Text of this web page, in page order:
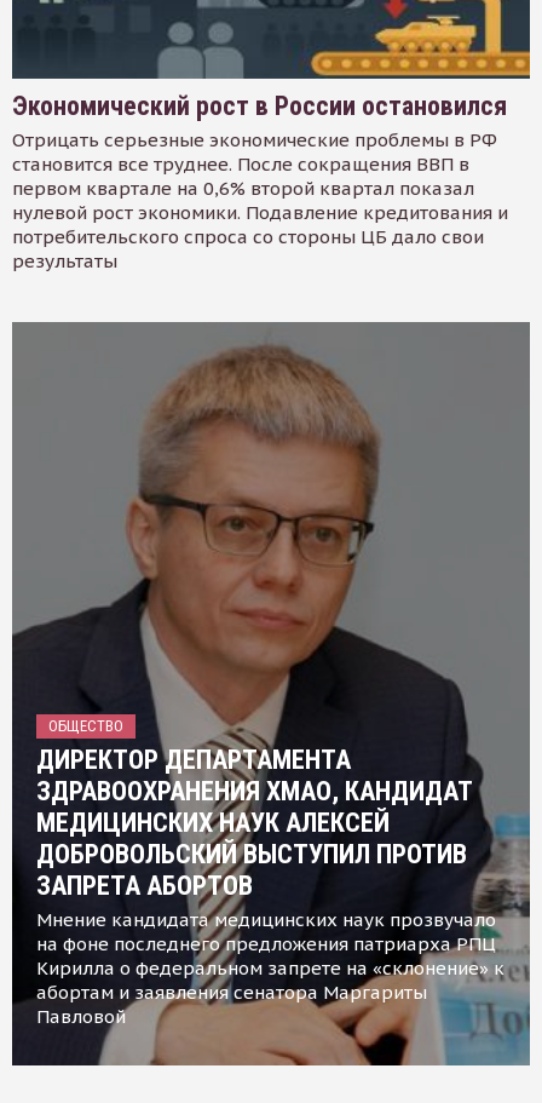
Экономический рост в России остановился
Отрицать серьезные экономические проблемы в РФ
становится все труднее. После сокращения ВВП в
первом квартале на 0,6% второй квартал показал
нулевой рост экономики. Подавление кредитования и
потребительского спроса со стороны ЦБ дало свои
результаты
ОБЩЕСТВО
ДИРЕКТОР ДЕПАРТАМЕНТА
ЗДРАВООХРАНЕНИЯ ХМАО, КАНДИДАТ
МЕДИЦИНСКИХ НАУК АЛЕКСЕЙ
ДОБРОВОЛЬСКИЙ ВЫСТУПИЛ ПРОТИВ
ЗАПРЕТА АБОРТОВ
Мнение кандидата медицинских наук прозвучало
на фоне последнего предложения патриарха РПЦ
Кирилла о федеральном запрете на «склонение» к
абортам и заявления сенатора Маргариты
Павловой